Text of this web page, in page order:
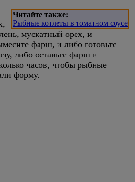
Читайте также:
Рыбные котлеты в томатном соусе
мускатный орех, и
фарш, и либо готовьте
либо оставьте фарш в
часов, чтобы рыбные
форму.